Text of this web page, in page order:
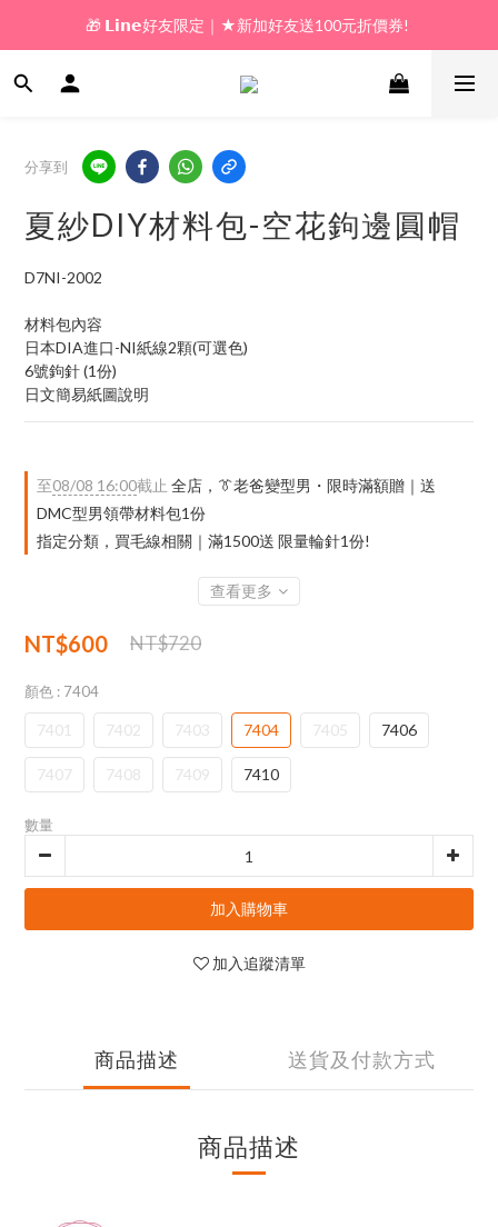
🎁 新好友購物金｜★加入新會員領券送100元!
🎁 𝗟𝗶𝗻𝗲好友限定｜★新加好友送100元折價券!
🎁 新好友購物金｜★加入新會員領券送100元!
分享到
夏紗DIY材料包-空花鉤邊圓帽
D7NI-2002
材料包內容
日本DIA進口-NI紙線2顆(可選色)
6號鉤針 (1份)
日文簡易紙圖說明
至08/08 16:00截止 全店，👔老爸變型男・限時滿額贈｜送
DMC型男領帶材料包1份
指定分類，買毛線相關｜滿1500送 限量輪針1份!
查看更多
NT$600 NT$720
顏色 : 7404
7401 7402 7403 7404 7405 7406
7407 7408 7409 7410
數量
加入購物車
加入追蹤清單
商品描述 送貨及付款方式
商品描述